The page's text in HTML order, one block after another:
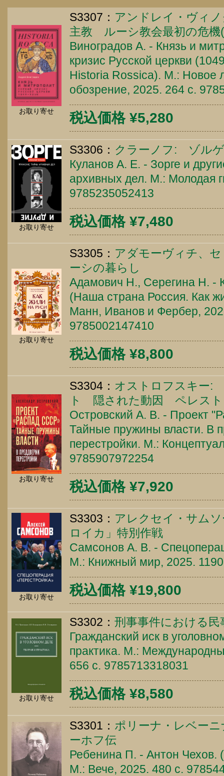
お取り寄せ
S3307： アンドレイ・ヴィ
主教 ルーシ教会最初の危機
Виноградов А. - Князь и
кризис Русской церкви
Historia Rossica). М.: Новое
обозрение, 2025. 264 c.
税込価格 ¥5,280
お取り寄せ
S3306： クラーノフ: ゾル
Куланов А. Е. - Зорге и
архивных дел. М.: Молодая
9785235052413
税込価格 ¥7,480
お取り寄せ
S3305： アダモーヴィチ、
ーシの暮らし
Адамович Н., Серегина Н. -
(Наша страна Россия. Как
Манн, Иванов и Фербер,
9785002147410
税込価格 ¥8,800
お取り寄せ
S3304： オストロフスキー:
ト 隠された動因 ペレスト
Островский А. В. - Проект
Тайные пружины власти. В
перестройки. М.:
9785907972254
税込価格 ¥7,920
お取り寄せ
S3303： アレクセイ・サム
ロイカ」特別作戦
Самсонов А. В. -
М.: Книжный мир, 2025.
税込価格 ¥19,800
お取り寄せ
S3302： 刑事事件における民
Гражданский иск в
практика. М.:
656 c. 9785713318031
税込価格 ¥8,580
S3301： ポリーナ・レベー
ーホフ伝
Ребенина П. - Антон Чехов.
М.: Вече, 2025. 480 c.